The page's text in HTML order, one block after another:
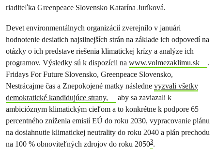
riaditeľka Greenpeace Slovensko Katarína Juríková.
Devet environmentálnych organizácií zverejnilo v januári
hodnotenie desiatich najsilnejších strán na základe ich odpovedí na
otázky o ich predstave riešenia klimatickej krízy a analýze ich
programov. Výsledky sú k dispozícii na www.volmezaklimu.sk
.
Fridays For Future Slovensko, Greenpeace Slovensko,
Nestrácajme čas a Znepokojené matky následne vyzvali všetky
demokratické kandidujúce strany,
aby sa zaviazali k
ambicióznym klimatickým cieľom a to konkrétne k podpore 65
percentného zníženia emisií EÚ do roku 2030, vypracovanie plánu
na dosiahnutie klimatickej neutrality do roku 2040 a plán prechodu
na 100 % obnoviteľných zdrojov do roku 20503.